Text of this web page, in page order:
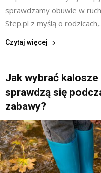
sprawdzamy obuwie w
Step.pl z myślą o
Czytaj więcej
Jak wybrać
sprawdzą się
zabawy?